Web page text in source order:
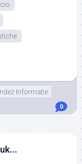
Informatie
0